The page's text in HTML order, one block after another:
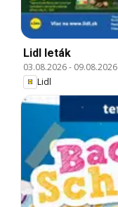
Lidl leták
03.08.2026- 09.08.2026
Lidl